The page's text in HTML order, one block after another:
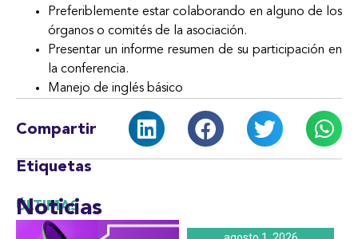
Preferiblemente estar colaborando en alguno de los
órganos o comités de la asociación.
Presentar un informe resumen de su participación en
la conferencia.
Manejo de inglés básico
Compartir
Etiquetas
ÚLTIMAS
Noticias